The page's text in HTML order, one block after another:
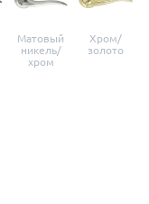
Матовый
никель/
хром
Хром/
золото